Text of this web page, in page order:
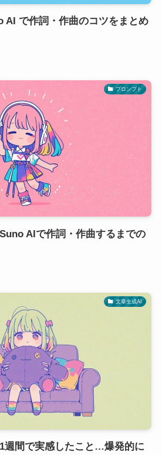
AI で作詞・作曲のコツをまとめ
プロンプト
AIで作詞・作曲するまでの
文章生成AI
週間で実感したこと…爆発的に